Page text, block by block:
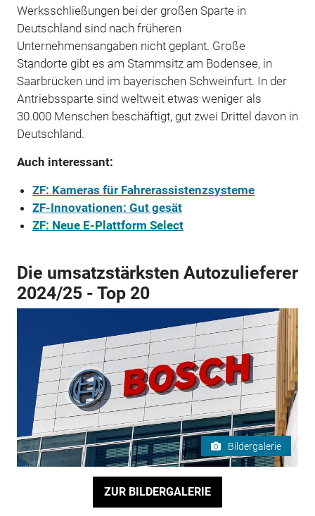
Werksschließungen bei der großen Sparte in
Deutschland sind nach früheren
Unternehmensangaben nicht geplant. Große
Standorte gibt es am Stammsitz am Bodensee, in
Saarbrücken und im bayerischen Schweinfurt. In der
Antriebssparte sind weltweit etwas weniger als
30.000 Menschen beschäftigt, gut zwei Drittel davon in
Deutschland.
Auch interessant:
ZF: Kameras für Fahrerassistenzsysteme
ZF-Innovationen: Gut gesät
ZF: Neue E-Plattform Select
Die umsatzstärksten Autozulieferer
2024/25 - Top 20
Bildergalerie
ZUR BILDERGALERIE